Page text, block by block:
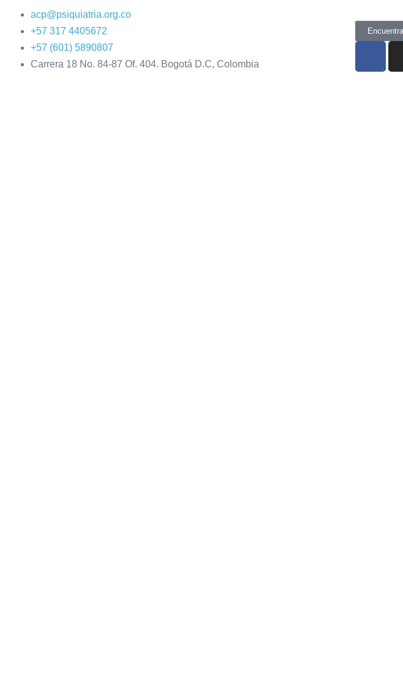
acp@psiquiatria.org.co
+57 317 4405672
+57 (601) 5890807
Carrera 18 No. 84-87 Of. 404. Bogotá D.C, Colombia